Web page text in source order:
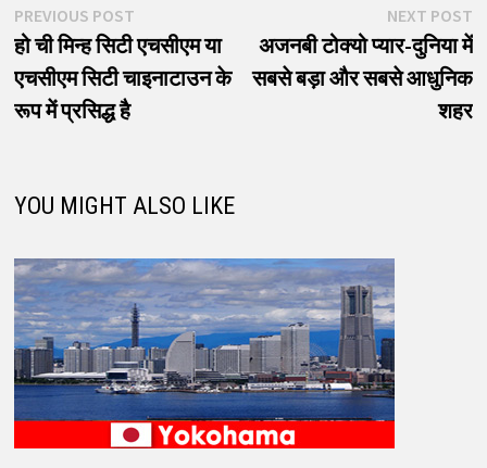
पोस्ट
नेविगेशन
PREVIOUS POSTPrevious
post:
हो ची मिन्ह सिटी एचसीएम या
एचसीएम सिटी चाइनाटाउन के
रूप में प्रसिद्ध है
NEXT POST
अजनबी टोक्यो प्यार-दुनिया में
सबसे बड़ा और सबसे आधुनिक
शहर
YOU MIGHT ALSO LIKE